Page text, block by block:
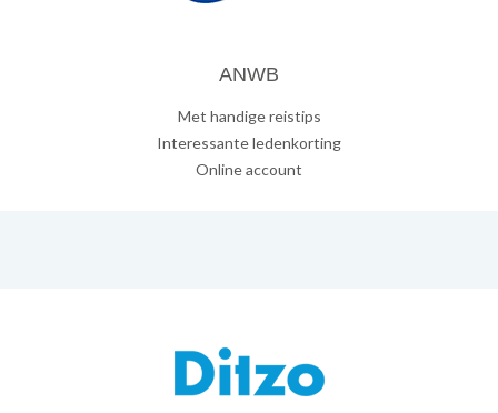
ANWB
Met handige reistips
Interessante ledenkorting
Online account